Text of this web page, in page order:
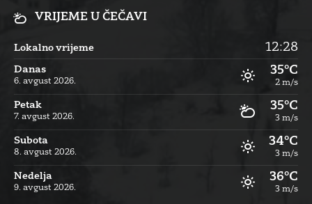
VRIJEME U ČEČAVI
Lokalno vrijeme 12:28
Danas
6. avgust 2026.
35°C
2 m/s
Petak
7. avgust 2026.
35°C
3 m/s
Subota
8. avgust 2026.
34°C
3 m/s
Nedelja
9. avgust 2026.
36°C
3 m/s